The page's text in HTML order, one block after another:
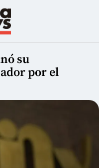
su
por el